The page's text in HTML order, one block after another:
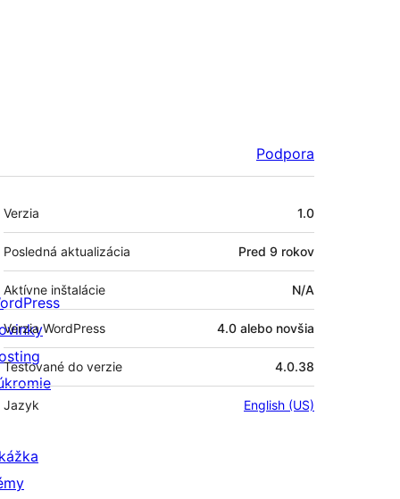
Podpora
Meta
Verzia 1.0
Posledná aktualizácia Pred 9 rokov
Aktívne inštalácie N/A
Verzia WordPress 4.0 alebo novšia
Testované do verzie 4.0.38
Jazyk English (US)